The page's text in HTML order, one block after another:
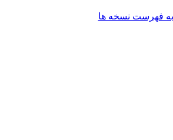
فهرست نسخه ها